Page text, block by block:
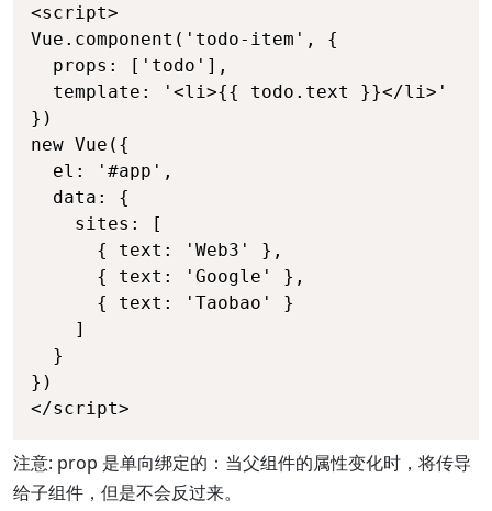
<script>
Vue.component('todo-item', {
  props: ['todo'],
  template: '<li>{{ todo.text }}</li>'
})
new Vue({
  el: '#app',
  data: {
    sites: [
      { text: 'Web3' },
      { text: 'Google' },
      { text: 'Taobao' }
    ]
  }
})
</script>
注意: prop 是单向绑定的：当父组件的属性变化时，将传导
给子组件，但是不会反过来。